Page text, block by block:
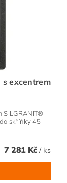
s excentrem
SILGRANIT®
skříňky 45
7 281 Kč / ks